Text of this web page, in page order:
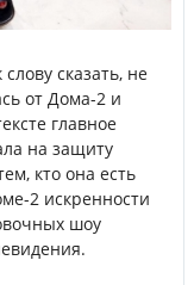
сказать, не
от Дома-2 и
главное
на защиту
кто она есть
2 искренности
шоу